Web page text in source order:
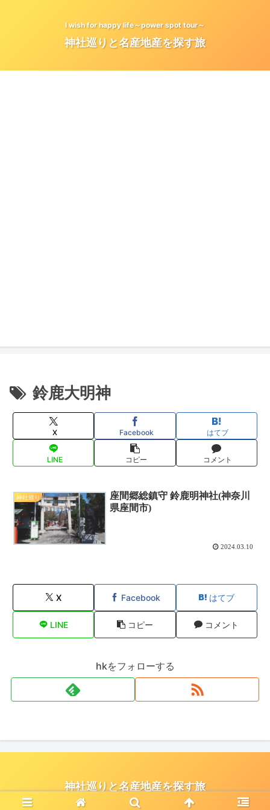
I wish for happy life～power spot tour～
神社巡りと名産地産を探す旅
鈴鹿大明神
X Facebook はてブ
LINE コピー コメント
神社巡り
座間郷総鎮守 鈴鹿明神社(神奈川
県座間市)
2024.03.10
X Facebook はてブ
LINE コピー コメント
hkをフォローする
神社巡りと名産地産を探す旅
© 2021 神社巡りと名産地産を探す旅.